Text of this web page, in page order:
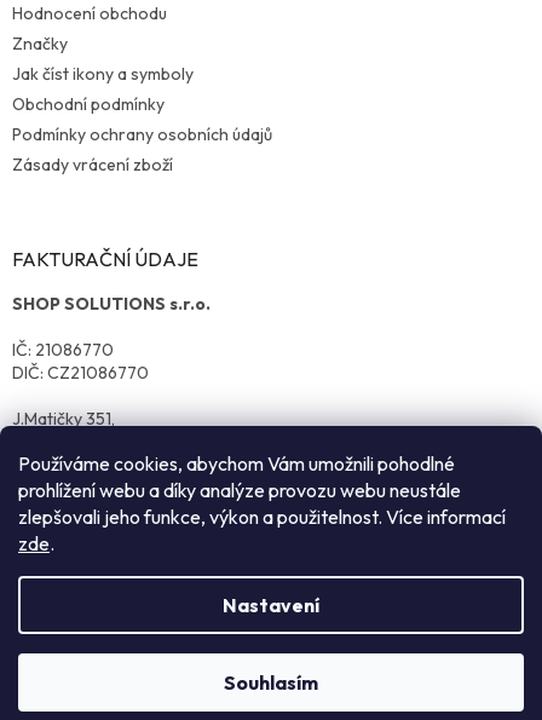
Používáme cookies, abychom Vám umožnili pohodlné
prohlížení webu a díky analýze provozu webu neustále
zlepšovali jeho funkce, výkon a použitelnost. Více informací
zde.
Nastavení
Souhlasím
Hodnocení obchodu
Značky
Jak číst ikony a symboly
Obchodní podmínky
Podmínky ochrany osobních údajů
Zásady vrácení zboží
FAKTURAČNÍ ÚDAJE
SHOP SOLUTIONS s.r.o.
IČ: 21086770
DIČ: CZ21086770
J.Matičky 351,
Vytvořil Shoptet
reklamnitextil.cz. Všechna práva vyhrazena.
NEZÁVAZNÁ POPTÁVKA